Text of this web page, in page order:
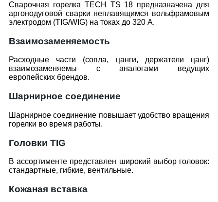
Сварочная горелка TECH TS 18 предназначена для
аргонодуговой сварки неплавящимся вольфрамовым
электродом (TIG/WIG) на токах до 320 А.
Взаимозаменяемость
Расходные части (сопла, цанги, держатели цанг)
взаимозаменяемы с аналогами ведущих
европейских брендов.
Шарнирное соединение
Шарнирное соединение повышает удобство вращения
горелки во время работы.
Головки TIG
В ассортименте представлен широкий выбор головок:
стандартные, гибкие, вентильные.
Кожаная вставка